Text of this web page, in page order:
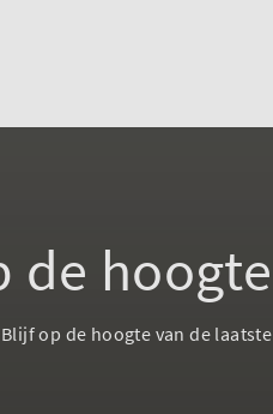
de hoogte
op de hoogte van de laatste